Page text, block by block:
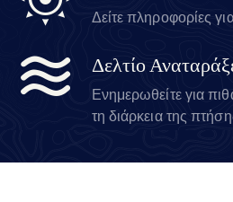
Δείτε πληροφορίες
Δελτίο
Ενημερωθείτε για
τη διάρκεια της